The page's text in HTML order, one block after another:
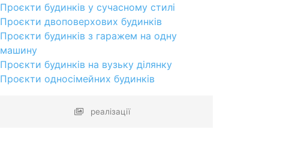
Проєкти будинків у сучасному стилі
Проєкти двоповерхових будинків
Проєкти будинків з гаражем на одну
машину
Проєкти будинків на вузьку ділянку
Проєкти односімейних будинків
реалізації